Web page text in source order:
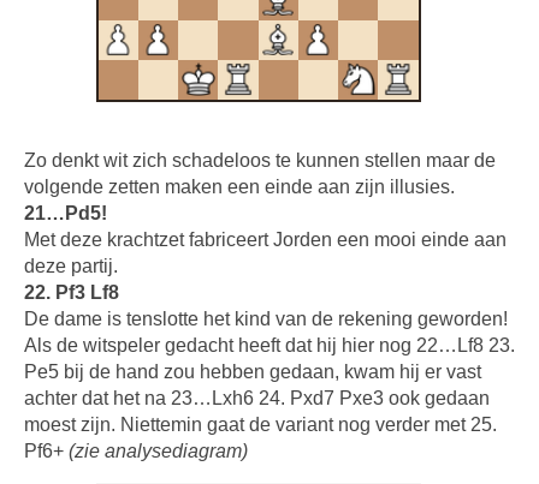
Zo denkt wit zich schadeloos te kunnen stellen maar de
volgende zetten maken een einde aan zijn illusies.
21…Pd5!
Met deze krachtzet fabriceert Jorden een mooi einde aan
deze partij.
22. Pf3 Lf8
De dame is tenslotte het kind van de rekening geworden!
Als de witspeler gedacht heeft dat hij hier nog 22…Lf8 23.
Pe5 bij de hand zou hebben gedaan, kwam hij er vast
achter dat het na 23…Lxh6 24. Pxd7 Pxe3 ook gedaan
moest zijn. Niettemin gaat de variant nog verder met 25.
Pf6+ (zie analysediagram)